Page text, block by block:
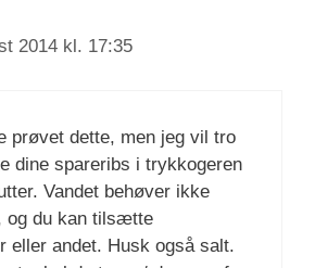
2014 kl. 17:35
prøvet dette, men jeg vil tro
dine spareribs i trykkogeren
Vandet behøver ikke
og du kan tilsætte
eller andet. Husk også salt.